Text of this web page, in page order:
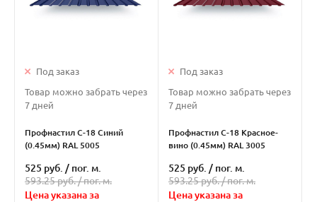
Под заказ
Товар можно забрать через
7 дней
Профнастил С-18 Синий
(0.45мм) RAL 5005
525 руб. / пог. м.
593.25 руб. /пог. м.
Цена указана за
Под заказ
Товар можно забрать через
7 дней
Профнастил С-18 Красное-
вино (0.45мм) RAL 3005
525 руб. / пог. м.
593.25 руб. /пог. м.
Цена указана за